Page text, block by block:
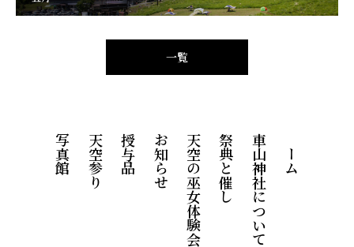
一覧
ホーム
車山神社について
祭典と催し
天空の巫女体験会
お知らせ
授与品
天空参り
写真館